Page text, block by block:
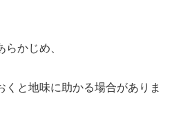
かじめ、
くと地味に助かる場合がありま